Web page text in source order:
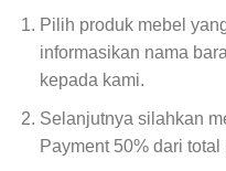
Pilih produk mebel
informasikan nama
kepada kami.
Selanjutnya silahkan
Payment 50% dari